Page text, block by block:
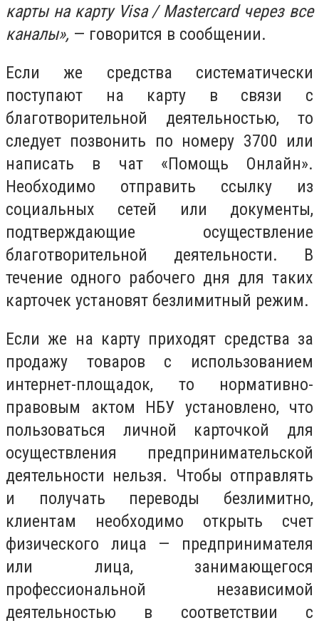
карты на карту Visa / Mastercard через все
каналы», — говорится в сообщении.
Если же средства систематически
поступают на карту в связи с
благотворительной деятельностью, то
следует позвонить по номеру 3700 или
написать в чат «Помощь Онлайн».
Необходимо отправить ссылку из
социальных сетей или документы,
подтверждающие осуществление
благотворительной деятельности. В
течение одного рабочего дня для таких
карточек установят безлимитный режим.
Если же на карту приходят средства за
продажу товаров с использованием
интернет-площадок, то нормативно-
правовым актом НБУ установлено, что
пользоваться личной карточкой для
осуществления предпринимательской
деятельности нельзя. Чтобы отправлять
и получать переводы безлимитно,
клиентам необходимо открыть счет
физического лица — предпринимателя
или лица, занимающегося
профессиональной независимой
деятельностью в соответствии с